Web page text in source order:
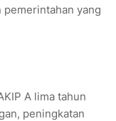
pemerintahan yang
A lima tahun
peningkatan